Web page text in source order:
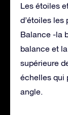
Les étoiles
d’étoiles
Balance -la
balance et
supérieure
échelles qui
angle.